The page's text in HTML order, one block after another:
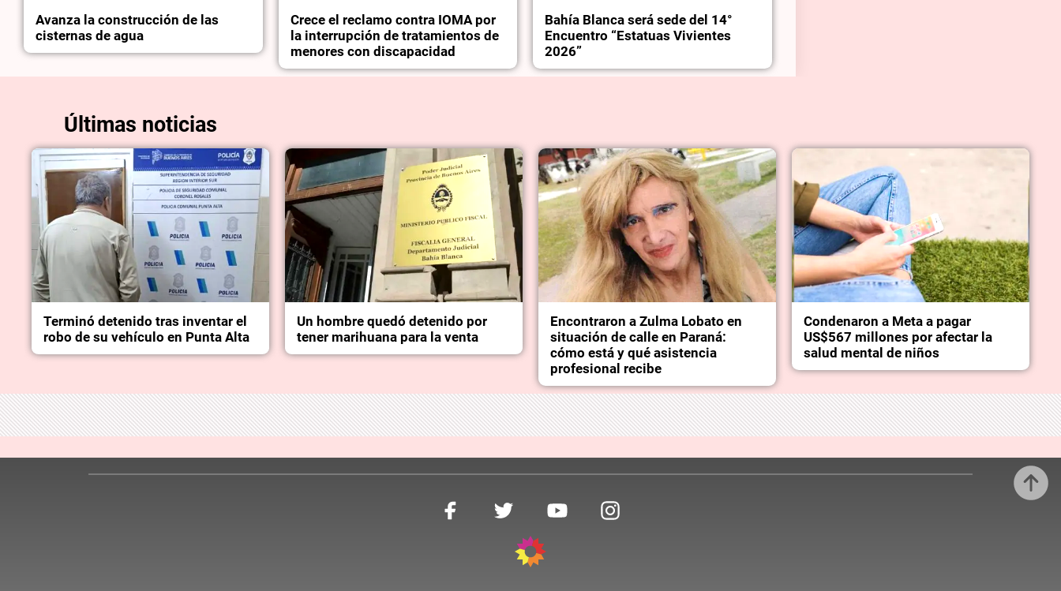
Avanza la construcción de las
cisternas de agua
Crece el reclamo contra IOMA por
la interrupción de tratamientos de
menores con discapacidad
Bahía Blanca será sede del 14°
Encuentro “Estatuas Vivientes
2026”
Últimas noticias
Terminó detenido tras inventar el
robo de su vehículo en Punta Alta
Un hombre quedó detenido por
tener marihuana para la venta
Encontraron a Zulma Lobato en
situación de calle en Paraná:
cómo está y qué asistencia
profesional recibe
Condenaron a Meta a pagar
US$567 millones por afectar la
salud mental de niños